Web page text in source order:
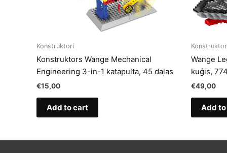
Konstruktori
Konstruktors Wange Mechanical
Engineering 3-in-1 katapulta, 45 daļas
€15,00
Add to cart
Wange
kuģis,
€49,00
Add